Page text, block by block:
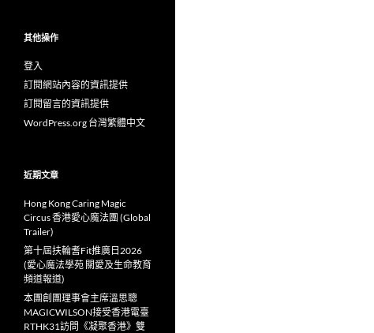
字:
其他操作
登入
訂閱網站內容的資訊提供
訂閱留言的資訊提供
WordPress.org 台灣繁體中文
近期文章
Hong Kong Caring Magic
Circus 香港愛心魔法團 (Global
Trailer)
第十屆扶輪耆Fit推廣日2026
(愛心魔法學苑 關愛及生命教育
頻道報道)
本團創團理事會主席溫思聰
MAGICWILSON接受香港電臺
RTHK31訪問《凝聚香港》雙